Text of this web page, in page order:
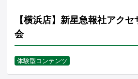
【横浜店】新星急報社アク
会
体験型コンテンツ